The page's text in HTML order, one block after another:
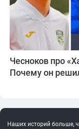
Чесноков про
Почему он
Наших историй больше,